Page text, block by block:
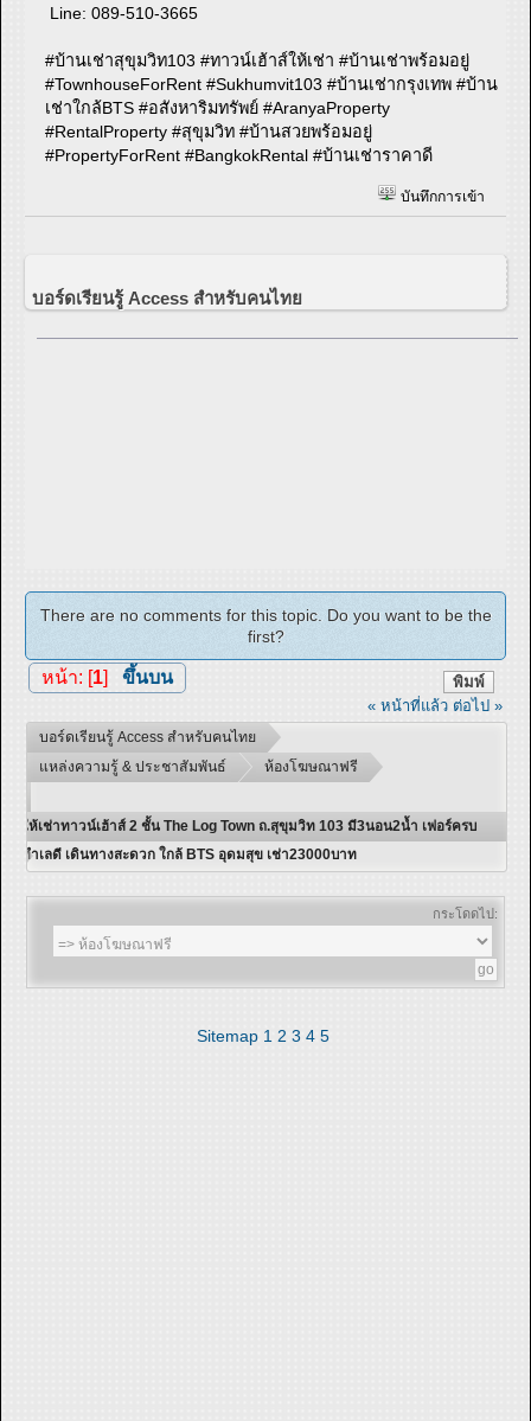
Line: 089-510-3665
#บ้านเช่าสุขุมวิท103 #ทาวน์เฮ้าส์ให้เช่า #บ้านเช่าพร้อมอยู่
#TownhouseForRent #Sukhumvit103 #บ้านเช่ากรุงเทพ #บ้าน
เช่าใกล้BTS #อสังหาริมทรัพย์ #AranyaProperty
#RentalProperty #สุขุมวิท #บ้านสวยพร้อมอยู่
#PropertyForRent #BangkokRental #บ้านเช่าราคาดี
บันทึกการเข้า
บอร์ดเรียนรู้ Access สำหรับคนไทย
There are no comments for this topic. Do you want to be the
first?
พิมพ์
หน้า: [ 1] ขึ้นบน
« หน้าที่แล้ว ต่อไป »
บอร์ดเรียนรู้ Access สำหรับคนไทย
แหล่งความรู้ & ประชาสัมพันธ์
ห้องโฆษณาฟรี
ให้เช่าทาวน์เฮ้าส์ 2 ชั้น The Log Town ถ.สุขุมวิท 103 มี3นอน2น้ำ เฟอร์ครบ
ทำเลดี เดินทางสะดวก ใกล้ BTS อุดมสุข เช่า23000บาท
กระโดดไป:
Sitemap 1 2 3 4 5